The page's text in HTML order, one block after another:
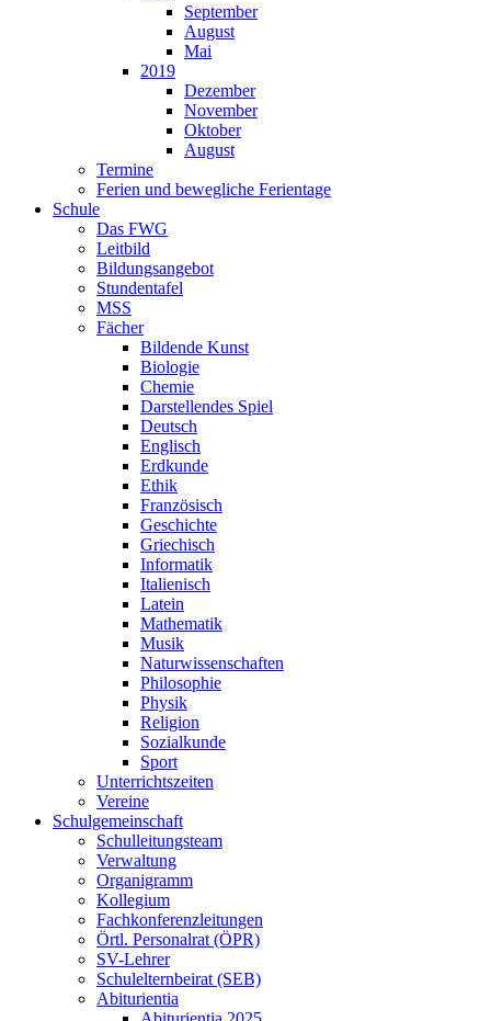
September
August
Mai
2019
Dezember
November
Oktober
August
Termine
Ferien und bewegliche Ferientage
Schule
Das FWG
Leitbild
Bildungsangebot
Stundentafel
MSS
Fächer
Bildende Kunst
Biologie
Chemie
Darstellendes Spiel
Deutsch
Englisch
Erdkunde
Ethik
Französisch
Geschichte
Griechisch
Informatik
Italienisch
Latein
Mathematik
Musik
Naturwissenschaften
Philosophie
Physik
Religion
Sozialkunde
Sport
Unterrichtszeiten
Vereine
Schulgemeinschaft
Schulleitungsteam
Verwaltung
Organigramm
Kollegium
Fachkonferenzleitungen
Örtl. Personalrat (ÖPR)
SV-Lehrer
Schulelternbeirat (SEB)
Abiturientia